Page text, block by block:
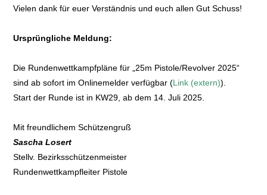
Vielen dank für euer Verständnis und euch allen Gut Schuss!
Ursprüngliche Meldung:
Die Rundenwettkampfpläne für „25m Pistole/Revolver 2025“
sind ab sofort im Onlinemelder verfügbar (Link (extern)).
Start der Runde ist in KW29, ab dem 14. Juli 2025.
Mit freundlichem Schützengruß
Sascha Losert
Stellv. Bezirksschützenmeister
Rundenwettkampfleiter Pistole